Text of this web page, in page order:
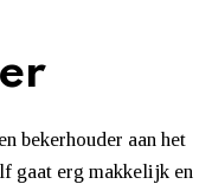
bekerhouder aan het
gaat erg makkelijk en